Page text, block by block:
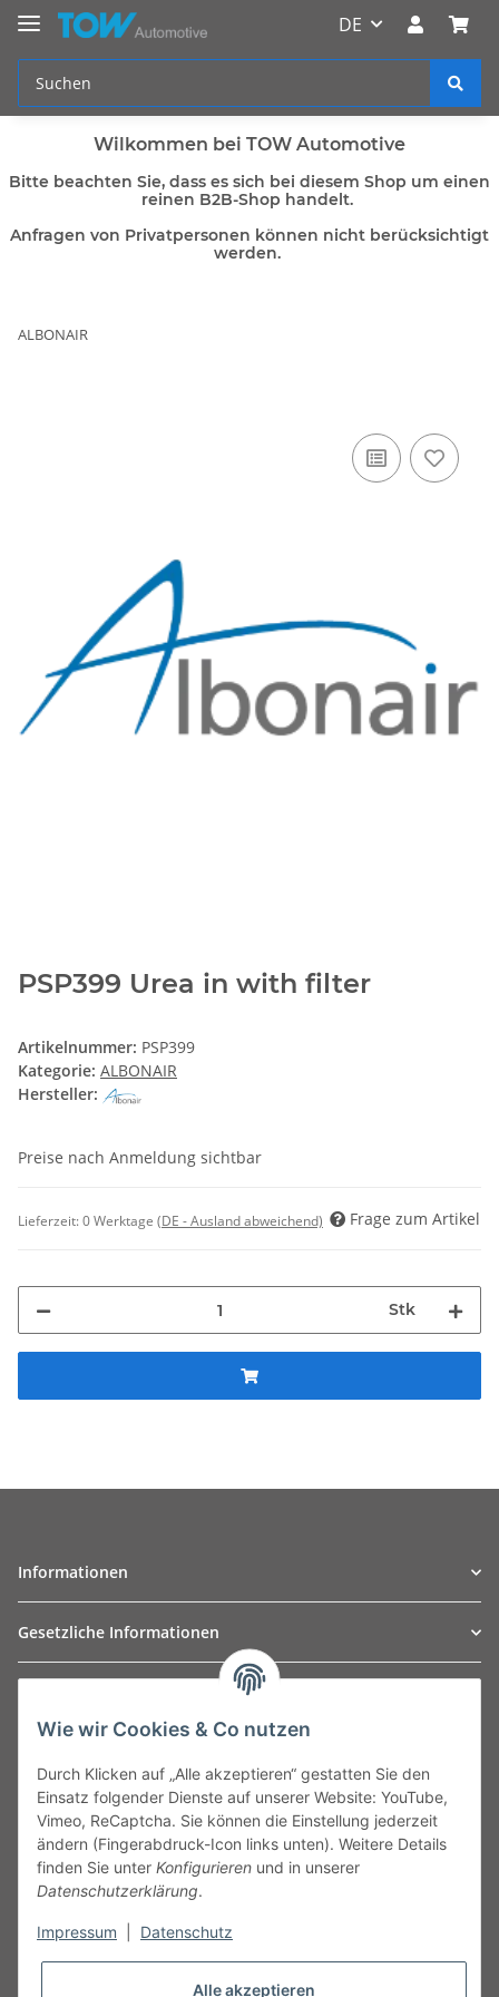
DE
Wilkommen bei TOW Automotive
Bitte beachten Sie, dass es sich bei diesem Shop um einen
reinen B2B-Shop handelt.
Anfragen von Privatpersonen können nicht berücksichtigt
werden.
ALBONAIR
PSP399 Urea in with filter
Artikelnummer: PSP399
Kategorie: ALBONAIR
Hersteller:
Preise nach Anmeldung sichtbar
Lieferzeit:0 Werktage (DE - Ausland abweichend) Frage zum Artikel
Stk
Informationen
Gesetzliche Informationen
Leibnizstraße 2a
Germany
Phone:+49 40 5287270
Fax:+49 40 5281050
Email:sales@tow-automotive.de
Wie wir Cookies & Co nutzen
Durch Klicken auf „Alle akzeptieren“ gestatten Sie den
Einsatz folgender Dienste auf unserer Website: YouTube,
Vimeo, ReCaptcha. Sie können die Einstellung jederzeit
ändern (Fingerabdruck-Icon links unten). Weitere Details
finden Sie unter Konfigurieren und in unserer
Datenschutzerklärung.
Impressum Datenschutz
Alle akzeptieren